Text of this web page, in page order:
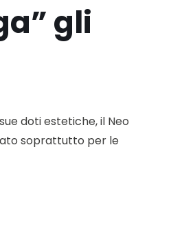
gli
doti estetiche, il Neo
soprattutto per le